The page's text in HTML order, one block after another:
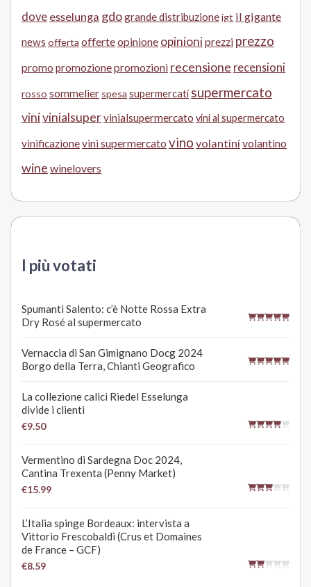
dove esselunga gdogrande distribuzioneigt il gigante
news offerta offerteopinione opinioniprezzi prezzo
promo promozionepromozioni recensione recensioni
rosso sommelier spesa supermercati supermercato
vinivinialsupervinialsupermercato vini al supermercato
vinificazionevini supermercato vino volantini volantino
wine winelovers
I più votati
Spumanti Salento: c’è Notte Rossa Extra
Dry Rosé al supermercato
Vernaccia di San Gimignano Docg 2024
Borgo della Terra, Chianti Geografico
La collezione calici Riedel Esselunga
divide i clienti
€9.50
Vermentino di Sardegna Doc 2024,
Cantina Trexenta (Penny Market)
€15.99
L’Italia spinge Bordeaux: intervista a
Vittorio Frescobaldi (Crus et Domaines
de France – GCF)
€8.59